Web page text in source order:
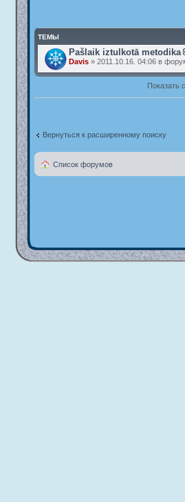
ТЕМЫ
Pašlaik iztulkotā metodika
Davis» 2011.10.16. 04:06 в
Показать
Вернуться к расширенному поиску
Список форумов